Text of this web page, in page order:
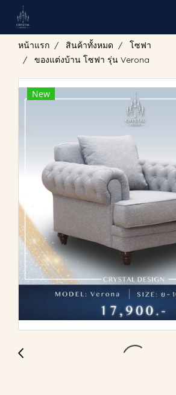
หน้าแรก สินค้าทั้งหมด
โซฟา
ของแต่งบ้าน โซฟา รุ่น Verona
New